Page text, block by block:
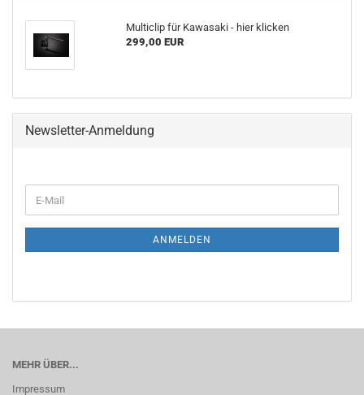
Multiclip für Kawasaki - hier klicken
299,00 EUR
Newsletter-Anmeldung
ZUR
E-
Mail
ANMELDEN
MEHR ÜBER...
Impressum